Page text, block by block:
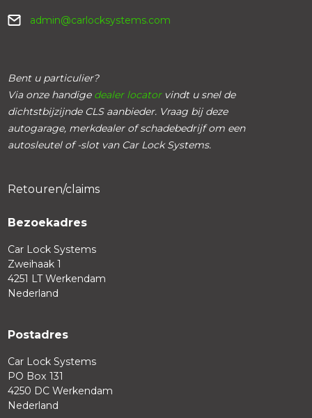
admin@carlocksystems.com
Bent u particulier?
Via onze handige dealer locatorvindt u snel de
dichtstbijzijnde CLS aanbieder. Vraag bij deze
autogarage, merkdealer of schadebedrijf om een
autosleutel of -slot van Car Lock Systems.
Retouren/claims
Bezoekadres
Car Lock Systems
Zweihaak 1
4251 LT Werkendam
Nederland
Postadres
Car Lock Systems
PO Box 131
4250 DC Werkendam
Nederland